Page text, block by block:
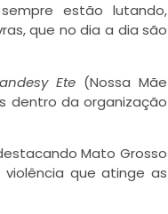
estão lutando,
que no dia a dia são
Ete (Nossa Mãe
dentro da organização
Mato Grosso
que atinge as